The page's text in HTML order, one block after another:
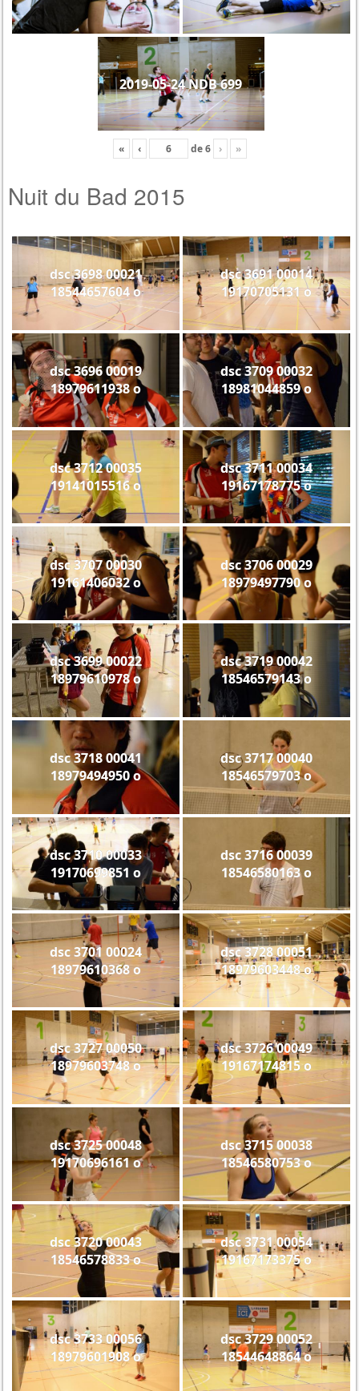
2019-05-24 NDB 699
« ‹ de6 › »
Nuit du Bad 2015
dsc 3698 00021
18544657604 o
dsc 3691 00014
19170705131 o
dsc 3696 00019
18979611938 o
dsc 3709 00032
18981044859 o
dsc 3712 00035
19141015516 o
dsc 3711 00034
19167178775 o
dsc 3707 00030
19161406032 o
dsc 3706 00029
18979497790 o
dsc 3699 00022
18979610978 o
dsc 3719 00042
18546579143 o
dsc 3718 00041
18979494950 o
dsc 3717 00040
18546579703 o
dsc 3710 00033
19170699851 o
dsc 3716 00039
18546580163 o
dsc 3701 00024
18979610368 o
dsc 3728 00051
18979603448 o
dsc 3727 00050
18979603748 o
dsc 3726 00049
19167174815 o
dsc 3725 00048
19170696161 o
dsc 3715 00038
18546580753 o
dsc 3720 00043
18546578833 o
dsc 3731 00054
19167173375 o
dsc 3733 00056
18979601908 o
dsc 3729 00052
18544648864 o